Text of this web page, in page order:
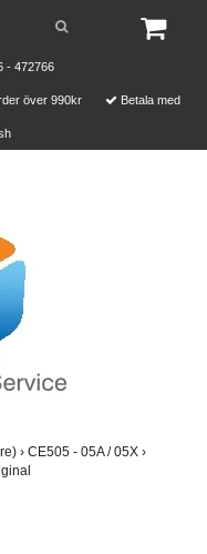
- 472766
över 990kr Betala med
› CE505 - 05A / 05X ›